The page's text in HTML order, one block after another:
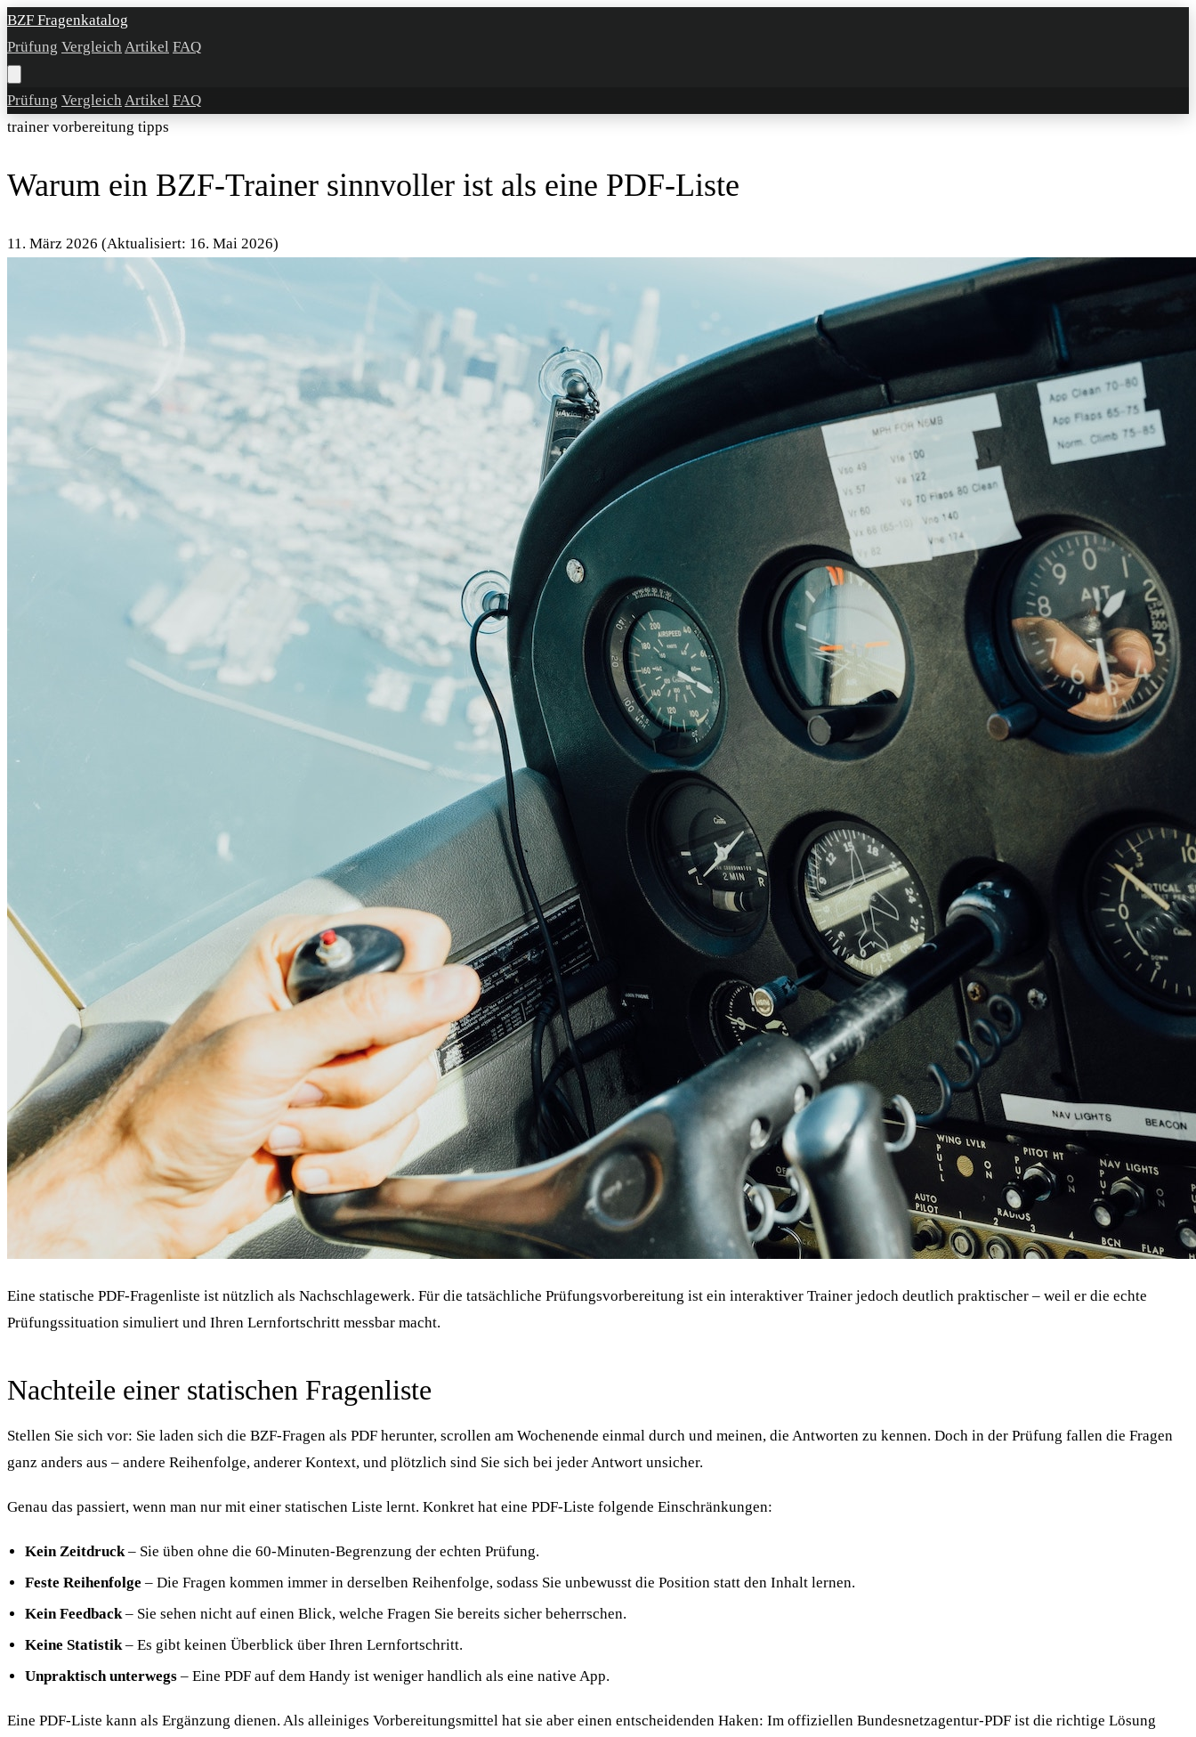
BZF Fragenkatalog
Prüfung Vergleich Artikel FAQ
Prüfung Vergleich Artikel FAQ
trainer vorbereitung tipps
Warum ein BZF-Trainer sinnvoller ist als eine PDF-Liste
11. März 2026 (Aktualisiert: 16. Mai 2026)
Eine statische PDF-Fragenliste ist nützlich als Nachschlagewerk. Für die tatsächliche Prüfungsvorbereitung ist ein interaktiver Trainer jedoch deutlich praktischer – weil er die echte
Prüfungssituation simuliert und Ihren Lernfortschritt messbar macht.
Nachteile einer statischen Fragenliste
Stellen Sie sich vor: Sie laden sich die BZF-Fragen als PDF herunter, scrollen am Wochenende einmal durch und meinen, die Antworten zu kennen. Doch in der Prüfung fallen die Fragen
ganz anders aus – andere Reihenfolge, anderer Kontext, und plötzlich sind Sie sich bei jeder Antwort unsicher.
Genau das passiert, wenn man nur mit einer statischen Liste lernt. Konkret hat eine PDF-Liste folgende Einschränkungen:
Kein Zeitdruck – Sie üben ohne die 60-Minuten-Begrenzung der echten Prüfung.
Feste Reihenfolge – Die Fragen kommen immer in derselben Reihenfolge, sodass Sie unbewusst die Position statt den Inhalt lernen.
Kein Feedback – Sie sehen nicht auf einen Blick, welche Fragen Sie bereits sicher beherrschen.
Keine Statistik – Es gibt keinen Überblick über Ihren Lernfortschritt.
Unpraktisch unterwegs – Eine PDF auf dem Handy ist weniger handlich als eine native App.
Eine PDF-Liste kann als Ergänzung dienen. Als alleiniges Vorbereitungsmittel hat sie aber einen entscheidenden Haken: Im offiziellen Bundesnetzagentur-PDF ist die richtige Lösung